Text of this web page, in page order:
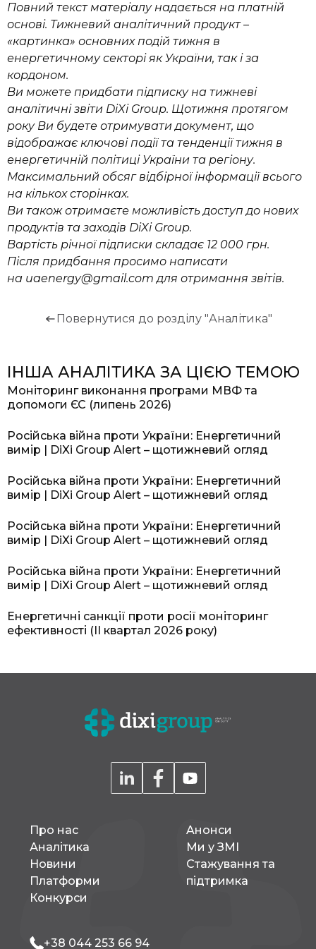
Повний текст матеріалу надається на платній
основі. Тижневий аналітичний продукт –
«картинка» основних подій тижня в
енергетичному секторі як України, так і за
кордоном.
Ви можете придбати підписку на тижневі
аналітичні звіти DiXi Group. Щотижня протягом
року Ви будете отримувати документ, що
відображає ключові події та тенденції тижня в
енергетичній політиці України та регіону.
Максимальний обсяг відбірної інформації всього
на кількох сторінках.
Ви також отримаєте можливість доступ до нових
продуктів та заходів DiXi Group.
Вартість річної підписки складає 12 000 грн.
Після придбання просимо написати
на uaenergy@gmail.com для отримання звітів.
Повернутися до розділу "Аналітика"
ІНША АНАЛІТИКА ЗА ЦІЄЮ ТЕМОЮ
Моніторинг виконання програми МВФ та
допомоги ЄС (липень 2026)
Російська війна проти України: Енергетичний
вимір | DiXi Group Alert – щотижневий огляд
Російська війна проти України: Енергетичний
вимір | DiXi Group Alert – щотижневий огляд
Російська війна проти України: Енергетичний
вимір | DiXi Group Alert – щотижневий огляд
Російська війна проти України: Енергетичний
вимір | DiXi Group Alert – щотижневий огляд
Енергетичні санкції проти росії моніторинг
ефективності (II квартал 2026 року)
Про нас
Аналітика
Новини
Платформи
Конкурси
Aнонси
Ми у ЗМІ
Стажування та
підтримка
+38 044 253 66 94